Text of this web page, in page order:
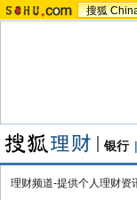
搜狐
银行 |
理财频道-提供个人理财资